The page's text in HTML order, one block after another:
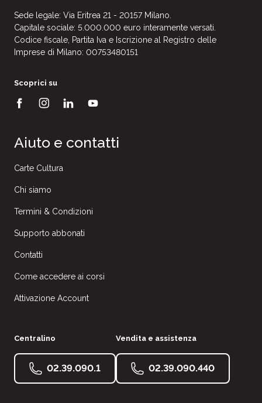
Sede legale: Via Eritrea 21 - 20157 Milano.
Capitale sociale: 5.000.000 euro interamente versati.
Codice fiscale, Partita Iva e Iscrizione al Registro delle
Imprese di Milano: 00753480151
Scoprici su
Aiuto e contatti
Carte Cultura
Chi siamo
Termini & Condizioni
Supporto abbonati
Contatti
Come accedere ai corsi
Attivazione Account
Centralino
02.39.090.1
Vendita e assistenza
02.39.090.440